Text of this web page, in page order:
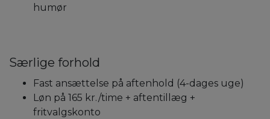
humør
Særlige forhold
Fast ansættelse på aftenhold (4-dages uge)
Løn på 165 kr./time + aftentillæg +
fritvalgskonto